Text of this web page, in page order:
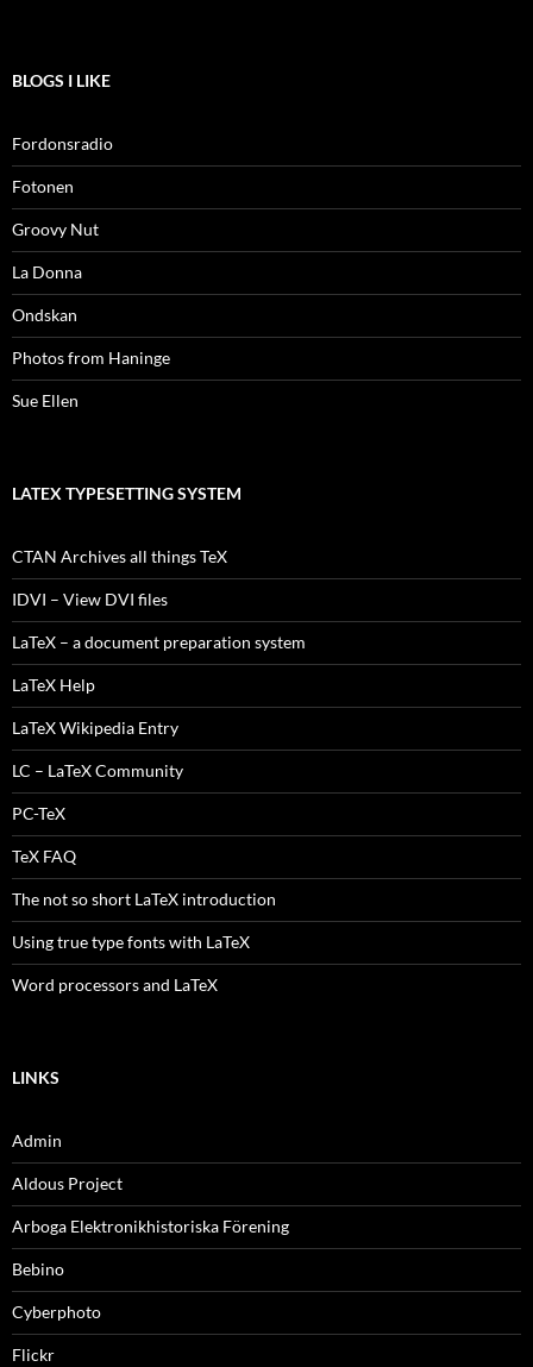
BLOGS I LIKE
Fordonsradio
Fotonen
Groovy Nut
La Donna
Ondskan
Photos from Haninge
Sue Ellen
LATEX TYPESETTING SYSTEM
CTAN Archives all things TeX
IDVI – View DVI files
LaTeX – a document preparation system
LaTeX Help
LaTeX Wikipedia Entry
LC – LaTeX Community
PC-TeX
TeX FAQ
The not so short LaTeX introduction
Using true type fonts with LaTeX
Word processors and LaTeX
LINKS
Admin
Aldous Project
Arboga Elektronikhistoriska Förening
Bebino
Cyberphoto
Flickr